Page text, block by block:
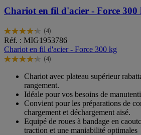
Chariot en fil d'acier - Force 300
(4)
4.3
sur
5
étoiles.
avis
Réf. : MIG1953786
Chariot en fil d'acier - Force 300 kg
(4)
4.3
étoiles.
avis
Chariot avec plateau supérieur
rangement.
Idéale pour vos besoins de
Convient pour les préparations de
chargement et déchargement aisé.
Equipé de roues à bandage en
traction et une maniabilité optimales